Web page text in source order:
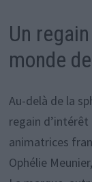
Un
monde
Au-delà de la
regain
animatrices
Ophélie